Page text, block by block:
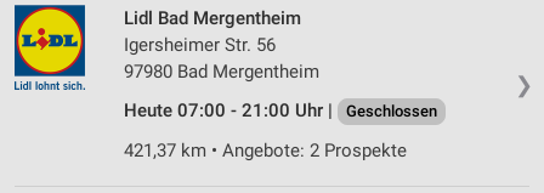
❯
Lidl Bad Mergentheim
Igersheimer Str. 56
97980 Bad Mergentheim
Heute 07:00 - 21:00 Uhr |
Geschlossen
421,37 km • Angebote: 2 Prospekte